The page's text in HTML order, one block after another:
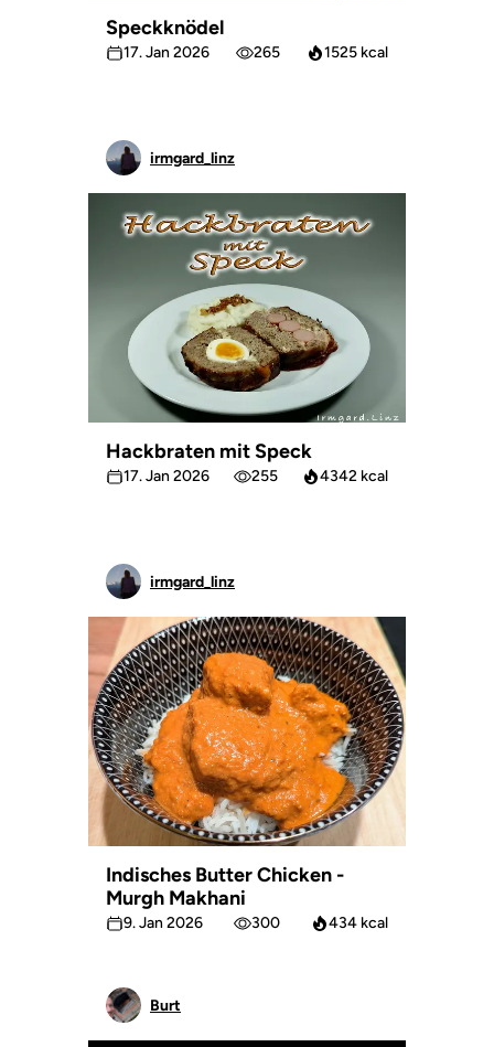
Speckknödel
17. Jan 2026 265 1525 kcal
irmgard_linz
Hackbraten mit Speck
17. Jan 2026 255 4342 kcal
irmgard_linz
Indisches Butter Chicken -
Murgh Makhani
9. Jan 2026 300 434 kcal
Burt